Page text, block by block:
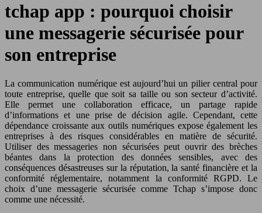
tchap app : pourquoi choisir
une messagerie sécurisée pour
son entreprise
La communication numérique est aujourd’hui un pilier central pour
toute entreprise, quelle que soit sa taille ou son secteur d’activité.
Elle permet une collaboration efficace, un partage rapide
d’informations et une prise de décision agile. Cependant, cette
dépendance croissante aux outils numériques expose également les
entreprises à des risques considérables en matière de sécurité.
Utiliser des messageries non sécurisées peut ouvrir des brèches
béantes dans la protection des données sensibles, avec des
conséquences désastreuses sur la réputation, la santé financière et la
conformité réglementaire, notamment la conformité RGPD. Le
choix d’une messagerie sécurisée comme Tchap s’impose donc
comme une nécessité.